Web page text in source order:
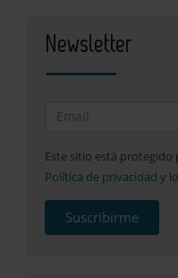
Newsletter
Este sitio está protegido
Política de privacidad y
Suscribirme